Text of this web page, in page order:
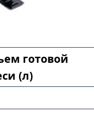
готовой
(л)